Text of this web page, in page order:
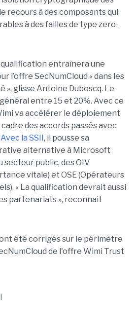
recours à des composants qui
à des failles de type zero-
entraînera une
l’offre SecNumCloud « dans les
», glisse Antoine Duboscq. Le
entre 15 et 20%. Avec ce
va accélérer le déploiement
des accords passés avec
Avec la SSII, il pousse sa
alternative à Microsoft
secteur public, des OIV
vitale) et OSE (Opérateurs
« La qualification devrait aussi
partenariats », reconnait
été corrigés sur le périmètre
de l'offre Wimi Trust